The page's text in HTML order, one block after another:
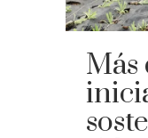
Más